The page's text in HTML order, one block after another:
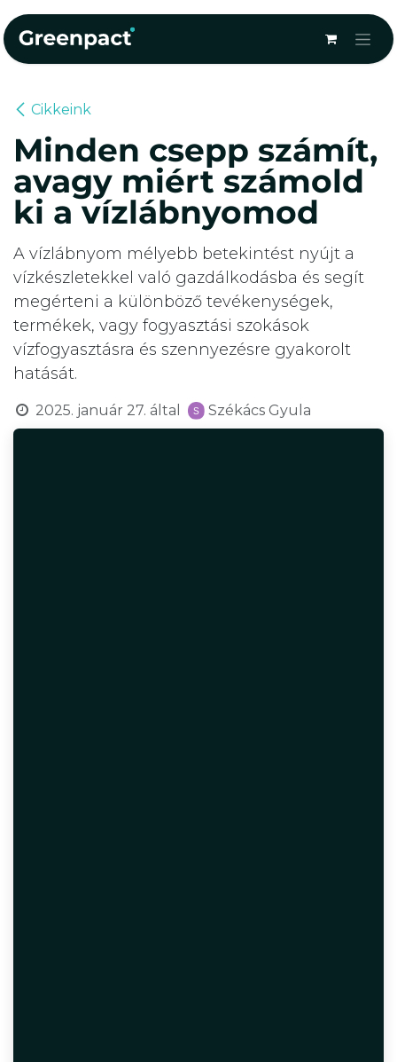
Cikkeink
Minden csepp számít,
avagy miért számold
ki a vízlábnyomod
A vízlábnyom mélyebb betekintést nyújt a
vízkészletekkel való gazdálkodásba és segít
megérteni a különböző tevékenységek,
termékek, vagy fogyasztási szokások
vízfogyasztásra és szennyezésre gyakorolt
hatását.
2025. január 27. által Székács Gyula